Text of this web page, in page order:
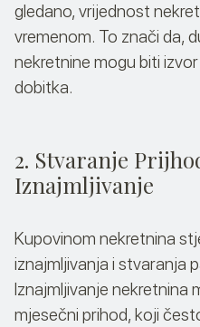
gledano, vrijednost
vremenom. To znači da,
nekretnine mogu biti
dobitka.
2. Stvaranje
Iznajmljivanje
Kupovinom nekretnina
iznajmljivanja i stvaranja
Iznajmljivanje nekretnina
mjesečni prihod, koji